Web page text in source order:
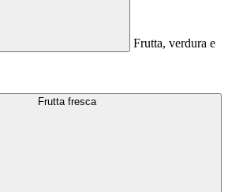
Frutta, verdura e
Frutta fresca